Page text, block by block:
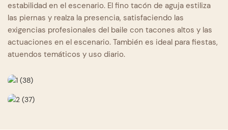
estabilidad en el escenario. El fino tacón de aguja estiliza
las piernas y realza la presencia, satisfaciendo las
exigencias profesionales del baile con tacones altos y las
actuaciones en el escenario. También es ideal para fiestas,
atuendos temáticos y uso diario.